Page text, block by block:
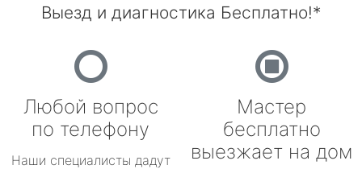
Выезд и диагностика Бесплатно!*
Любой вопрос
по телефону
Наши специалисты дадут
Мастер
бесплатно
выезжает на дом